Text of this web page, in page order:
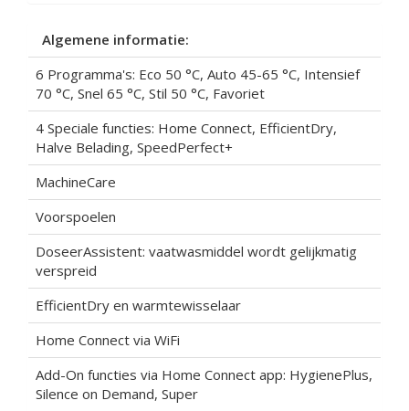
Algemene informatie:
6 Programma's: Eco 50 °C, Auto 45-65 °C, Intensief
70 °C, Snel 65 °C, Stil 50 °C, Favoriet
4 Speciale functies: Home Connect, EfficientDry,
Halve Belading, SpeedPerfect+
MachineCare
Voorspoelen
DoseerAssistent: vaatwasmiddel wordt gelijkmatig
verspreid
EfficientDry en warmtewisselaar
Home Connect via WiFi
Add-On functies via Home Connect app: HygienePlus,
Silence on Demand, Super